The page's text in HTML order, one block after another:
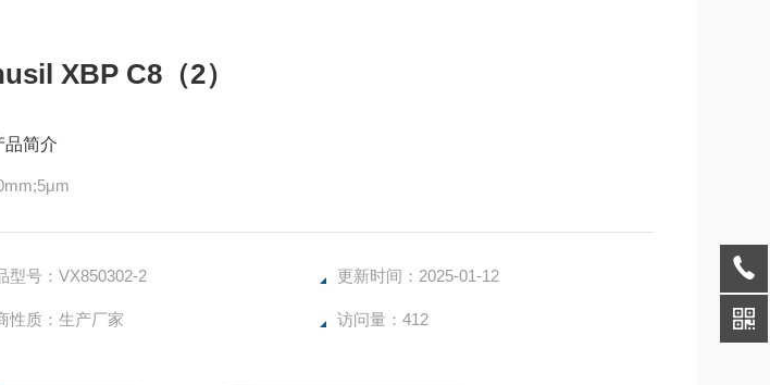
XBP C8（2）
品简介
型号：VX850302-2 更新时间：2025-01-12
性质：生产厂家 访问量：412